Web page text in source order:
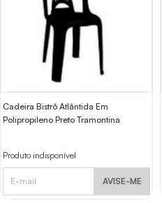
Cadeira Bistrô Atlântida Em
Polipropileno Preto Tramontina
Produto indisponível
AVISE-ME